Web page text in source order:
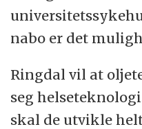
nabo er det
Ringdal vil at
seg
skal de utvikle